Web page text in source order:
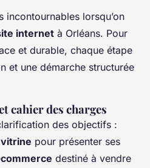
incontournables lorsqu’on
internet à Orléans. Pour
et durable, chaque étape
et une démarche structurée
cahier des charges
des objectifs :
pour présenter ses
destiné à vendre